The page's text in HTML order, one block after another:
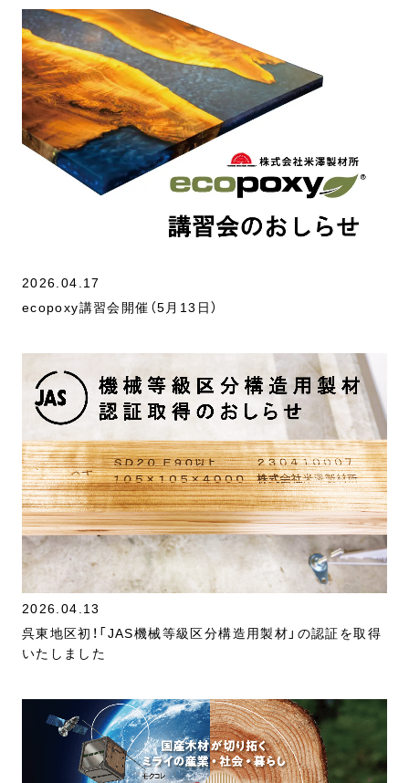
2026.04.17
ecopoxy講習会開催（5月13日）
2026.04.13
呉東地区初！「JAS機械等級区分構造用製材」の認証を取得
いたしました